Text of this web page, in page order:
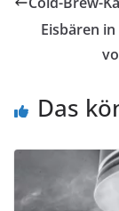
Eisbären
Das